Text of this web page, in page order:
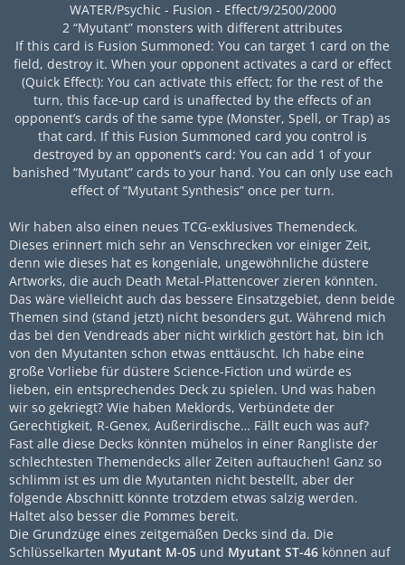
WATER/Psychic - Fusion - Effect/9/2500/2000
2 “Myutant” monsters with different attributes
If this card is Fusion Summoned: You can target 1 card on the
field, destroy it. When your opponent activates a card or effect
(Quick Effect): You can activate this effect; for the rest of the
turn, this face-up card is unaffected by the effects of an
opponent’s cards of the same type (Monster, Spell, or Trap) as
that card. If this Fusion Summoned card you control is
destroyed by an opponent’s card: You can add 1 of your
banished “Myutant” cards to your hand. You can only use each
effect of “Myutant Synthesis” once per turn.
Wir haben also einen neues TCG-exklusives Themendeck.
Dieses erinnert mich sehr an Venschrecken vor einiger Zeit,
denn wie dieses hat es kongeniale, ungewöhnliche düstere
Artworks, die auch Death Metal-Plattencover zieren könnten.
Das wäre vielleicht auch das bessere Einsatzgebiet, denn beide
Themen sind (stand jetzt) nicht besonders gut. Während mich
das bei den Vendreads aber nicht wirklich gestört hat, bin ich
von den Myutanten schon etwas enttäuscht. Ich habe eine
große Vorliebe für düstere Science-Fiction und würde es
lieben, ein entsprechendes Deck zu spielen. Und was haben
wir so gekriegt? Wie haben Meklords, Verbündete der
Gerechtigkeit, R-Genex, Außerirdische… Fällt euch was auf?
Fast alle diese Decks könnten mühelos in einer Rangliste der
schlechtesten Themendecks aller Zeiten auftauchen! Ganz so
schlimm ist es um die Myutanten nicht bestellt, aber der
folgende Abschnitt könnte trotzdem etwas salzig werden.
Haltet also besser die Pommes bereit.
Die Grundzüge eines zeitgemäßen Decks sind da. Die
Schlüsselkarten Myutant M-05 und Myutant ST-46 können auf